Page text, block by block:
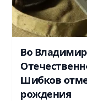
Во
Шибков
рождения